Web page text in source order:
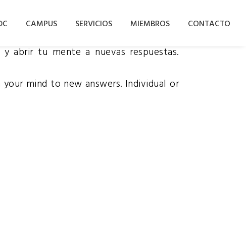
CAMPUS SERVICIOS MIEMBROS CONTACTO
abrir tu mente a nuevas respuestas.
mind to new answers. Individual or